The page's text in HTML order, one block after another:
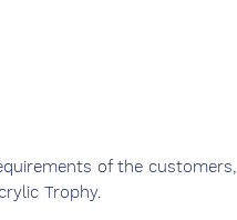
of the customers,
Trophy.